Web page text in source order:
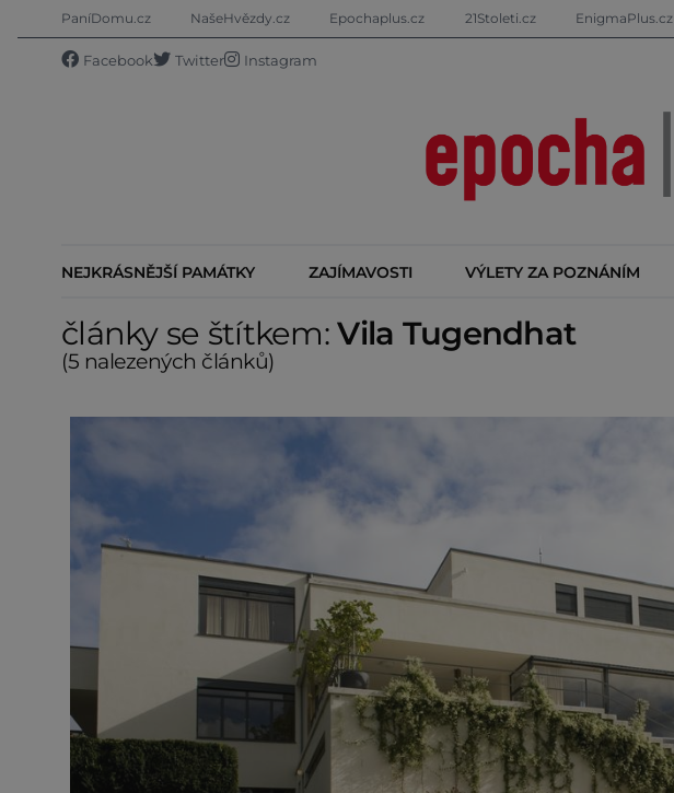
PaníDomu.cz NašeHvězdy.cz Epochaplus.cz 21Stoleti.cz EnigmaPlus.cz
Facebook Twitter Instagram
NEJKRÁSNĚJŠÍ PAMÁTKY ZAJÍMAVOSTI VÝLETY ZA POZNÁNÍM
články se štítkem:Vila Tugendhat
(5 nalezených článků)